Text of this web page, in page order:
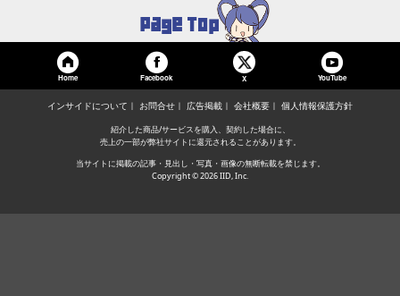
Home Facebook X YouTube
インサイドについて お問合せ 広告掲載 会社概要 個人情報保護方針
紹介した商品/サービスを購入、契約した場合に、
売上の一部が弊社サイトに還元されることがあります。
当サイトに掲載の記事・見出し・写真・画像の無断転載を禁じます。
Copyright © 2026 IID, Inc.